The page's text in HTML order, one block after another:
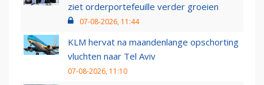
ziet orderportefeuille verder groeien
07-08-2026, 11:44
KLM hervat na maandenlange opschorting
vluchten naar Tel Aviv
07-08-2026, 11:10